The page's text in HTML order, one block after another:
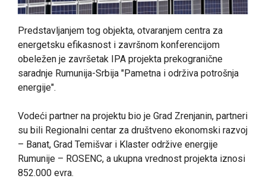
Predstavljanjem tog objekta, otvaranjem centra za
energetsku efikasnost i završnom konferencijom
obeležen je završetak IPA projekta prekogranične
saradnje Rumunija-Srbija "Pametna i održiva potrošnja
energije".
Vodeći partner na projektu bio je Grad Zrenjanin, partneri
su bili Regionalni centar za društveno ekonomski razvoj
– Banat, Grad Temišvar i Klaster održive energije
Rumunije – ROSENC, a ukupna vrednost projekta iznosi
852.000 evra.